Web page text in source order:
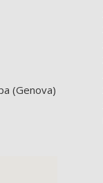
(Genova)